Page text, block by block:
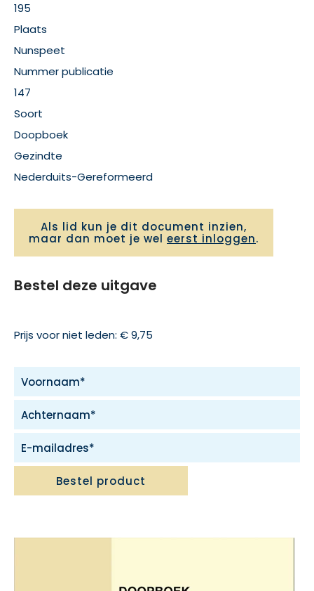
195
Plaats
Nunspeet
Nummer publicatie
147
Soort
Doopboek
Gezindte
Nederduits-Gereformeerd
Als lid kun je dit document inzien,
maar dan moet je wel eerst inloggen.
Bestel deze uitgave
Prijs voor niet leden: € 9,75
Bestel product